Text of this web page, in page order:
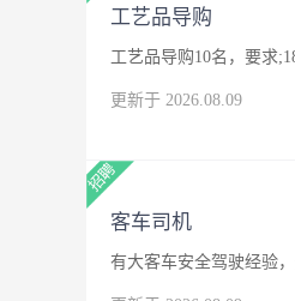
工艺品导购
工艺品导购10名，要求
更新于 2026.08.09
客车司机
有大客车安全驾驶经验